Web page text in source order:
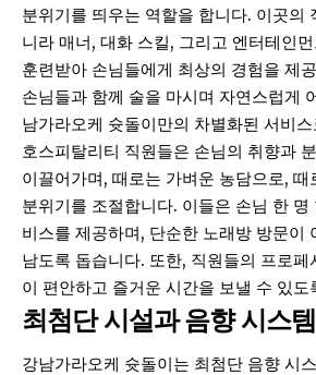
분위기를 띄우는 역할을 합니다. 이곳의
니라 매너, 대화 스킬, 그리고 엔터테인
훈련받아 손님들에게 최상의 경험을 제
손님들과 함께 술을 마시며 자연스럽게
남가라오케 슛돌이만의 차별화된 서비
호스피탈리티 직원들은 손님의 취향과
이끌어가며, 때로는 가벼운 농담으로, 때
분위기를 조절합니다. 이들은 손님 한 명
비스를 제공하며, 단순한 노래방 방문이
남도록 돕습니다. 또한, 직원들의 프로
이 편안하고 즐거운 시간을 보낼 수 있도
최첨단 시설과 음향 시스템
강남가라오케 슛돌이는 최첨단 음향 시